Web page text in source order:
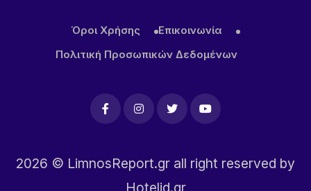
7 ΏΡΕΣ ΠΡΙΝ
μετά από αιφνιδιαστικούς ελέγχους
Όροι Χρήσης
Επικοινωνία
Πολιτική Προσωπικών Δεδομένων
2026 © LimnosReport.gr all right reserved by
Hotelid.gr